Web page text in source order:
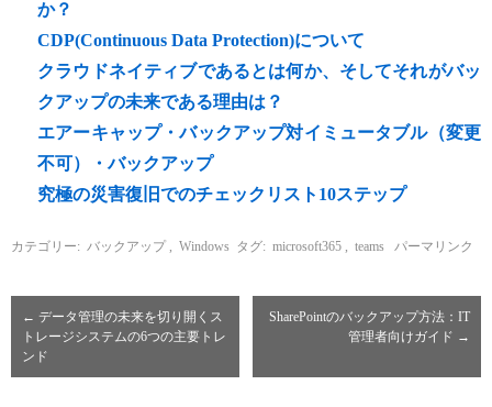
か？
CDP(Continuous Data Protection)について
クラウドネイティブであるとは何か、そしてそれがバッ
クアップの未来である理由は？
エアーキャップ・バックアップ対イミュータブル（変更
不可）・バックアップ
究極の災害復旧でのチェックリスト10ステップ
カテゴリー: バックアップ , Windows タグ: microsoft365 , teams パーマリンク
← データ管理の未来を切り開くス
トレージシステムの6つの主要トレ
ンド
SharePointのバックアップ方法：IT
管理者向けガイド →